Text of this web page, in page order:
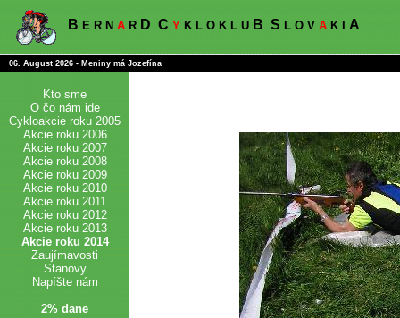
B E R N A R D C Y K L O K L U B S L O V A K I A
06. August 2026 - Meniny má Jozefína
Kto sme
O čo nám ide
Cykloakcie roku 2005
Akcie roku 2006
Akcie roku 2007
Akcie roku 2008
Akcie roku 2009
Akcie roku 2010
Akcie roku 2011
Akcie roku 2012
Akcie roku 2013
Akcie roku 2014
Zaujímavosti
Stanovy
Napíšte nám
2% dane